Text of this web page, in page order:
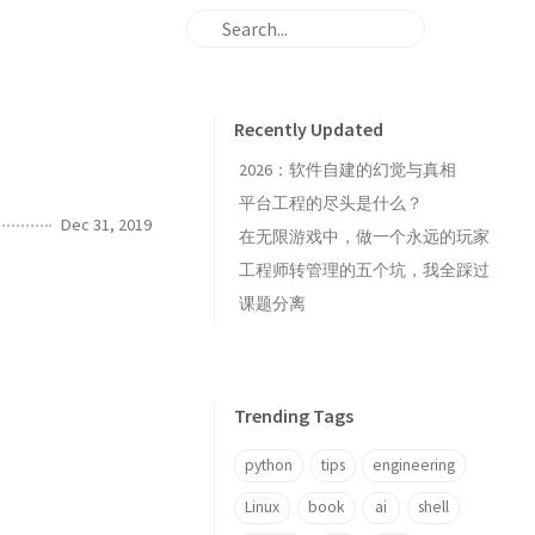
Dec 31, 2019
Recently Updated
2026：软件自建的幻觉与真相
平台工程的尽头是什么？
在无限游戏中，做一个永远的玩家
工程师转管理的五个坑，我全踩过
课题分离
Trending Tags
python tips engineering
Linux book ai shell